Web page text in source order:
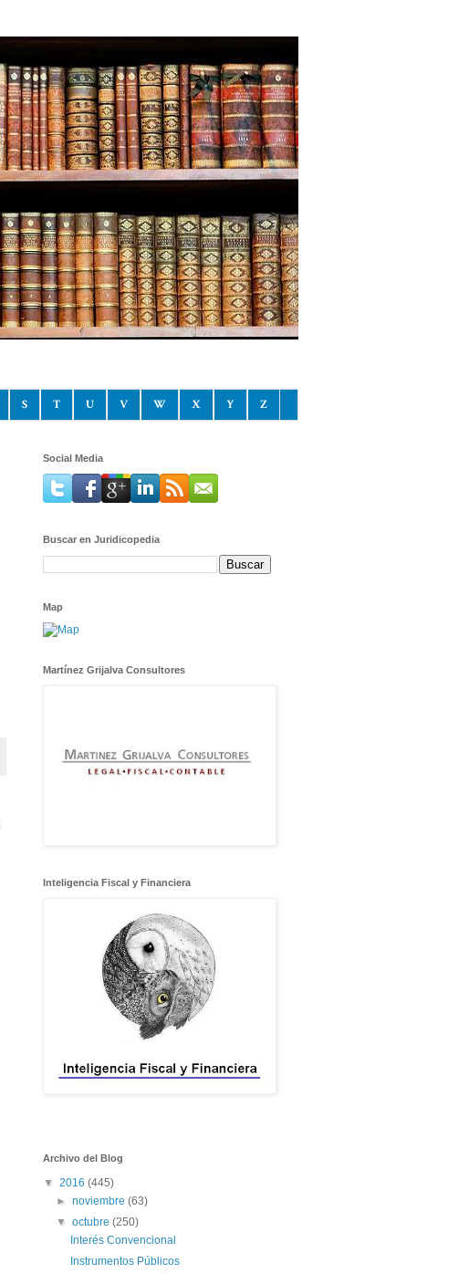
S T U V W X Y Z
Social Media
Buscar en Juridicopedia
Map
Martínez Grijalva Consultores
Inteligencia Fiscal y Financiera
Archivo del Blog
▼ 2016 (445)
►noviembre(63)
▼octubre(250)
Interés Convencional
Instrumentos Públicos